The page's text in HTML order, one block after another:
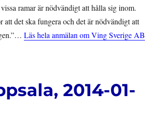
ramar är nödvändigt att hålla sig inom.
det ska fungera och det är nödvändigt att
Läs hela anmälan om Ving Sverige AB
2014-01-